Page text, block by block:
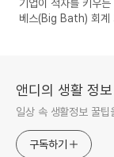
기업이 적자를 키우는
베스(Big Bath) 회계
앤디의 생활 정
일상 속 생활정보 꿀
구독하기